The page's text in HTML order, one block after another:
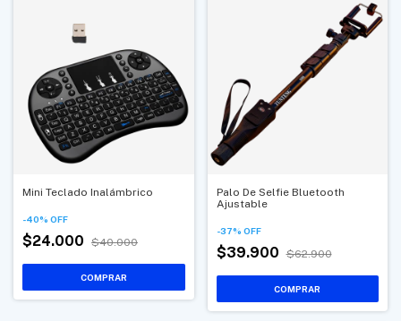
Mini Teclado Inalámbrico
-40% OFF
$24.000 $40.000
Palo De Selfie Bluetooth
Ajustable
-37% OFF
$39.900 $62.900